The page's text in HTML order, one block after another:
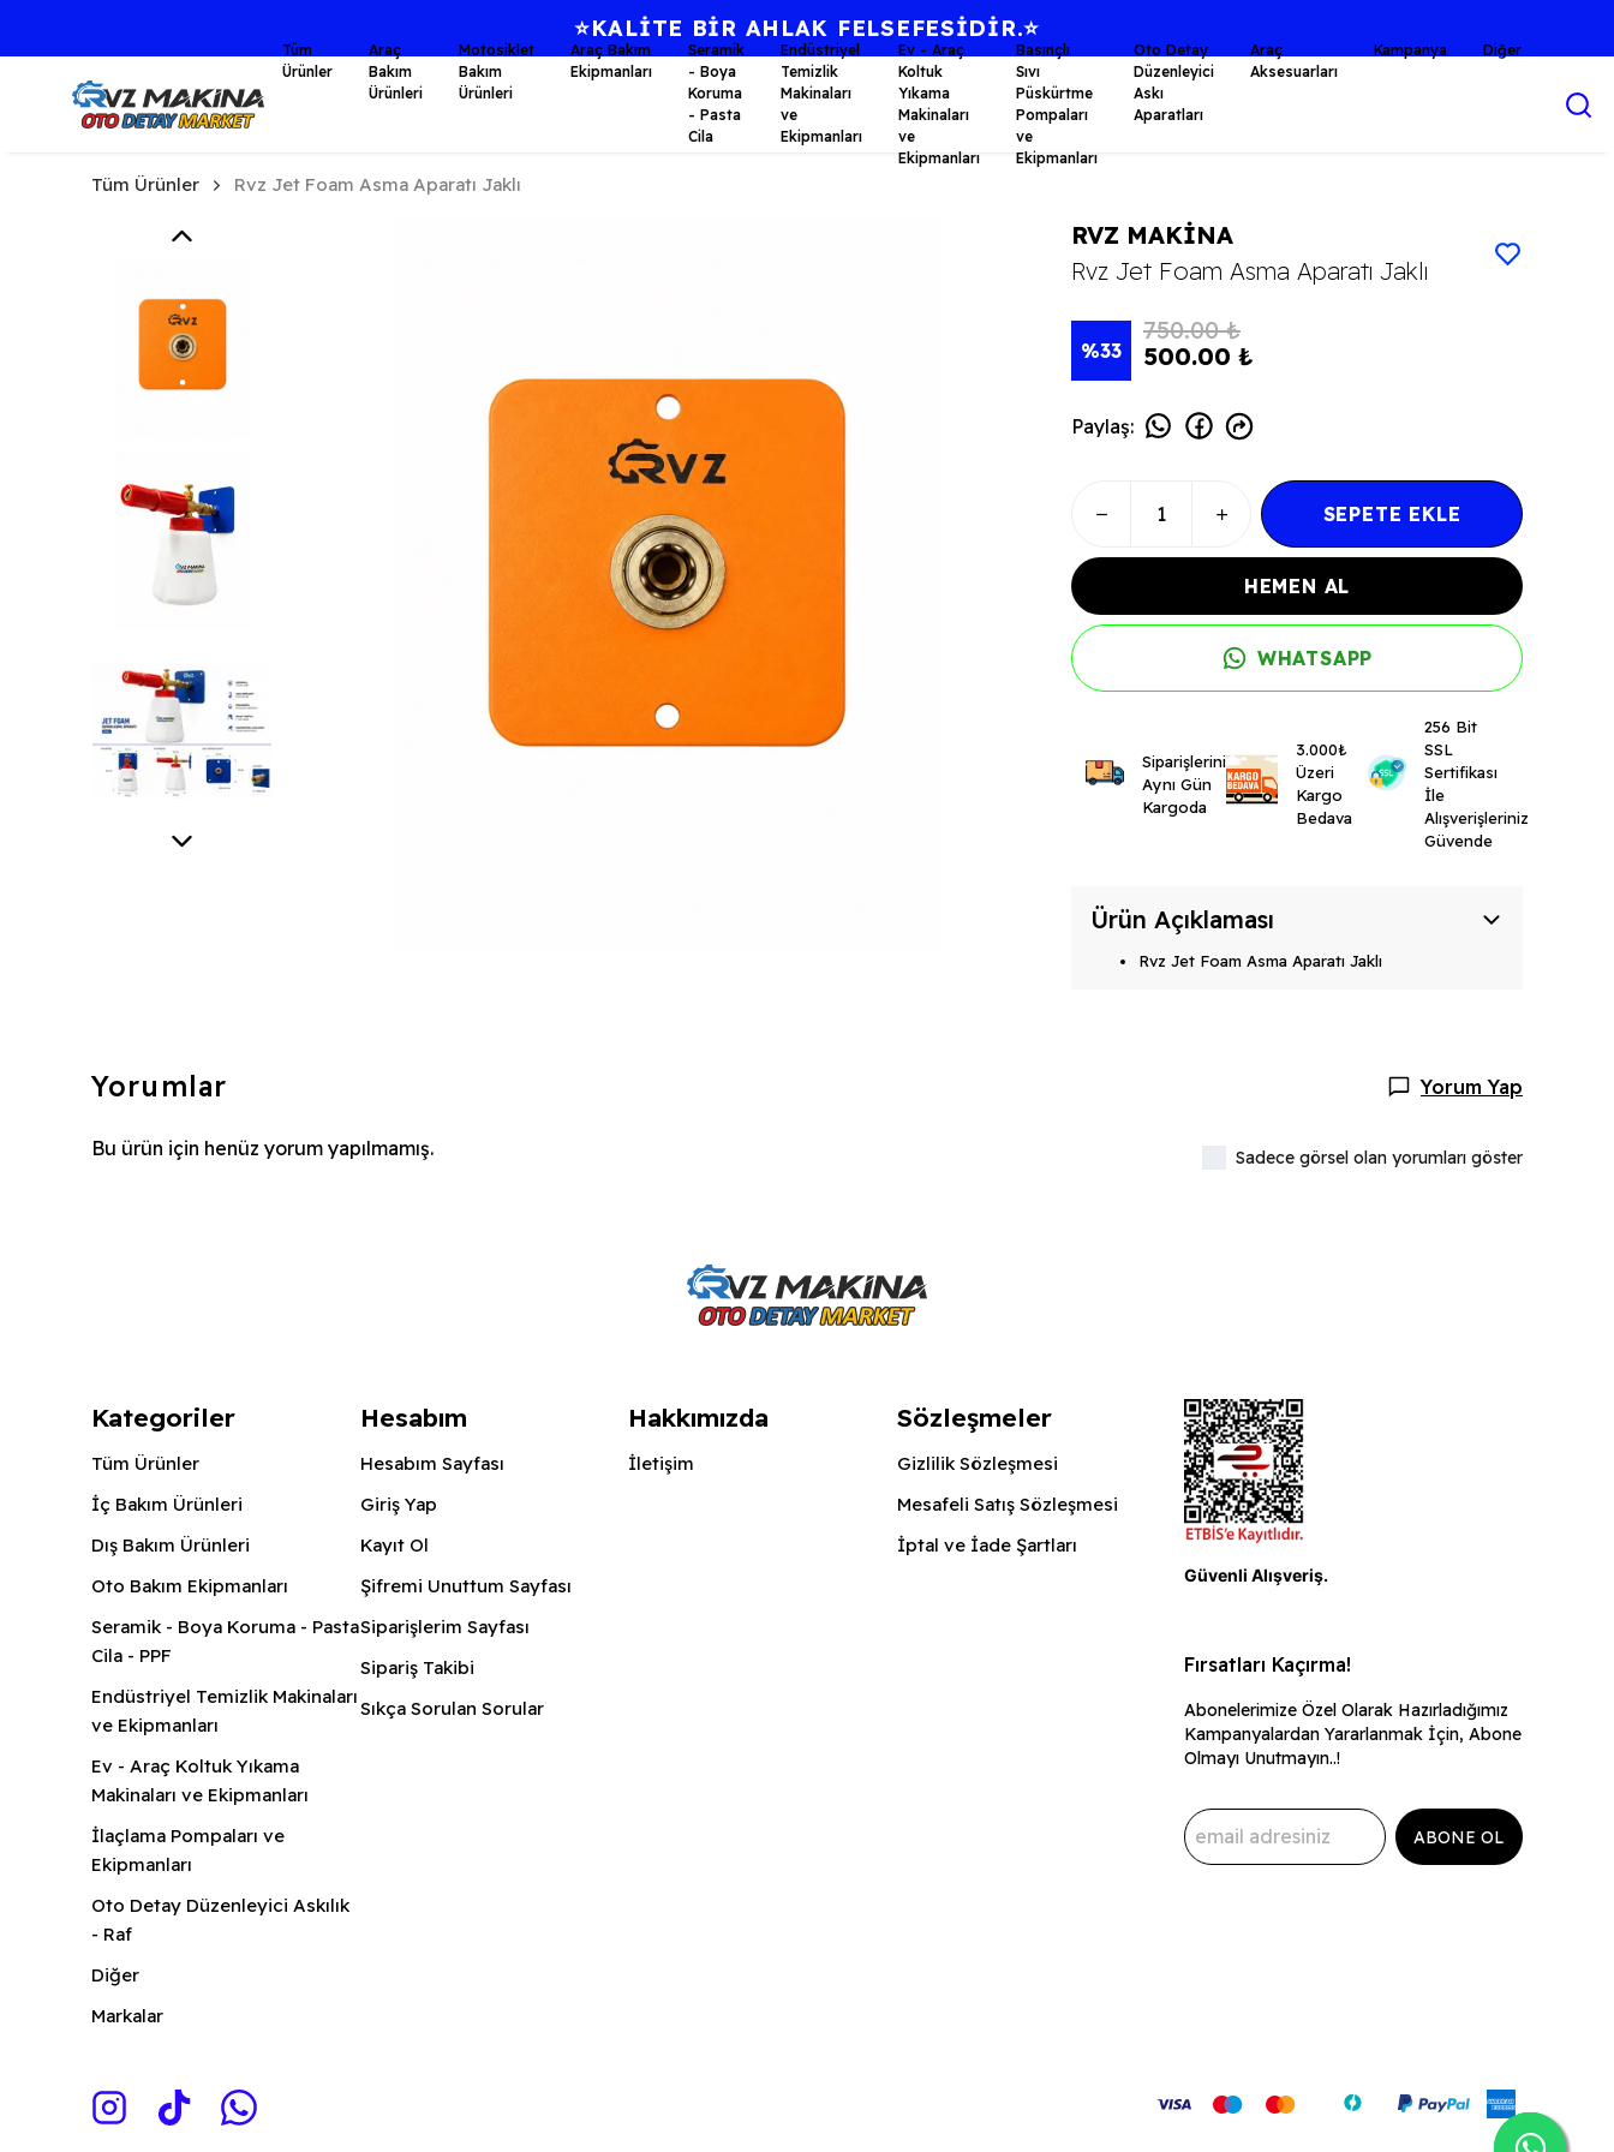
⭐KALİTE BİR AHLAK FELSEFESİDİR.⭐
Tüm
Ürünler
Araç
Bakım
Ürünleri
Motosiklet
Bakım
Ürünleri
Araç Bakım
Ekipmanları
Seramik
- Boya
Koruma
- Pasta
Cila
Endüstriyel
Temizlik
Makinaları
ve
Ekipmanları
Ev - Araç
Koltuk
Yıkama
Makinaları
ve
Ekipmanları
Basınçlı
Sıvı
Püskürtme
Pompaları
ve
Ekipmanları
Oto Detay
Düzenleyici
Askı
Aparatları
Araç
Aksesuarları
Kampanya Diğer
Tüm Ürünler Rvz Jet Foam Asma Aparatı Jaklı
RVZ MAKİNA
Rvz Jet Foam Asma Aparatı Jaklı
%33
750.00 ₺
500.00 ₺
Paylaş:
SEPETE EKLE
HEMEN AL
WHATSAPP
Siparişleriniz
Aynı Gün
Kargoda
3.000₺
Üzeri
Kargo
Bedava
256 Bit
SSL
Sertifikası
İle
Alışverişleriniz
Güvende
Ürün Açıklaması
Rvz Jet Foam Asma Aparatı Jaklı
Yorumlar Yorum Yap
Bu ürün için henüz yorum yapılmamış. Sadece görsel olan yorumları göster
Kategoriler
Tüm Ürünler
İç Bakım Ürünleri
Dış Bakım Ürünleri
Oto Bakım Ekipmanları
Seramik - Boya Koruma - Pasta
Cila - PPF
Endüstriyel Temizlik Makinaları
ve Ekipmanları
Ev - Araç Koltuk Yıkama
Makinaları ve Ekipmanları
İlaçlama Pompaları ve
Ekipmanları
Oto Detay Düzenleyici Askılık
- Raf
Diğer
Markalar
Hesabım
Hesabım Sayfası
Giriş Yap
Kayıt Ol
Şifremi Unuttum Sayfası
Siparişlerim Sayfası
Sipariş Takibi
Sıkça Sorulan Sorular
Hakkımızda
İletişim
Sözleşmeler
Gizlilik Sözleşmesi
Mesafeli Satış Sözleşmesi
İptal ve İade Şartları
Güvenli Alışveriş.
Fırsatları Kaçırma!
Abonelerimize Özel Olarak Hazırladığımız
Kampanyalardan Yararlanmak İçin, Abone
Olmayı Unutmayın..!
ABONE OL